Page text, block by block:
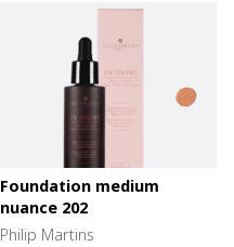
Foundation medium
nuance 202
Philip Martins